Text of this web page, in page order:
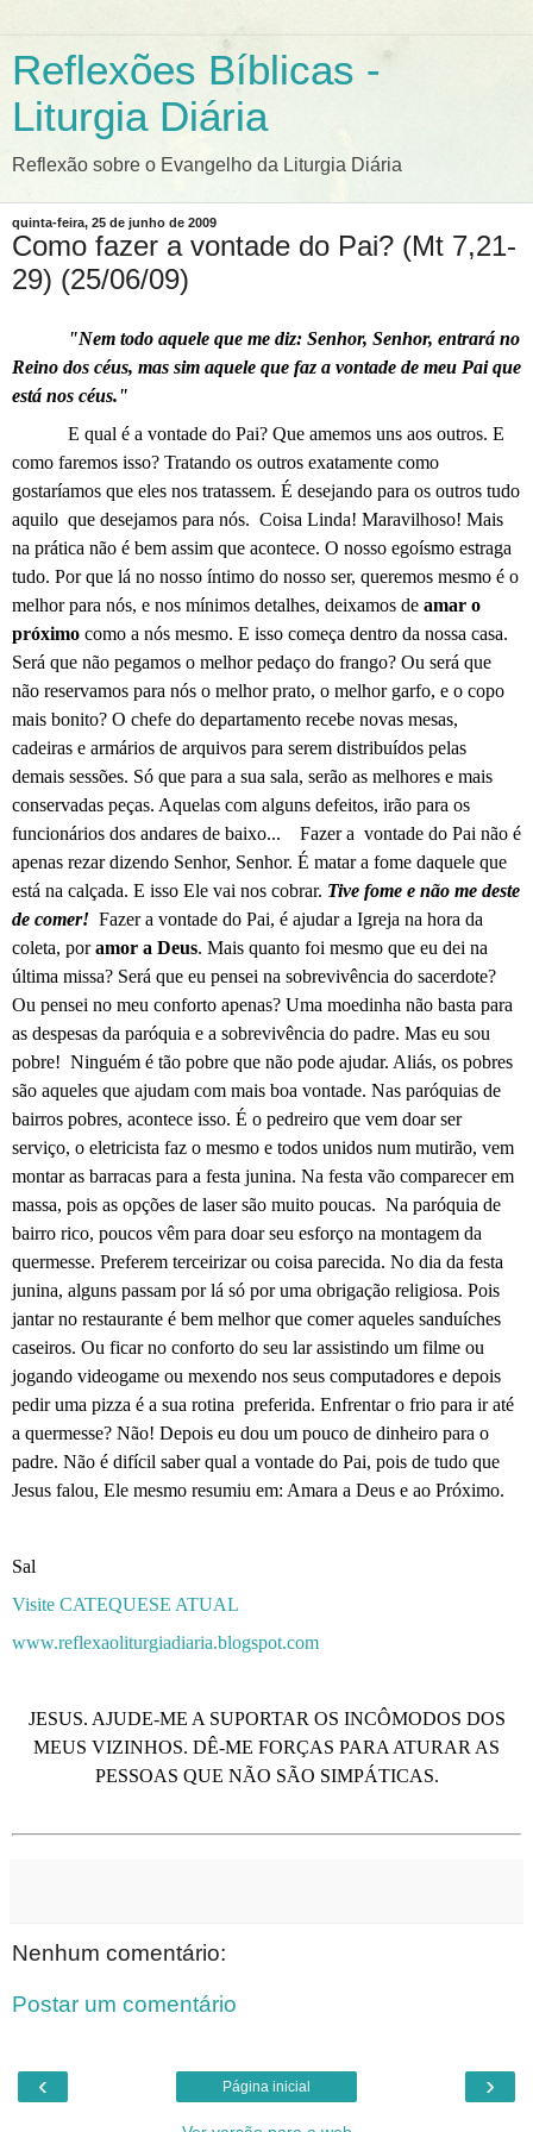
Reflexões Bíblicas -
Liturgia Diária
Reflexão sobre o Evangelho da Liturgia Diária
quinta-feira, 25 de junho de 2009
Como fazer a vontade do Pai? (Mt 7,21-
29) (25/06/09)
"Nem todo aquele que me diz: Senhor, Senhor, entrará no
Reino dos céus, mas sim aquele que faz a vontade de meu Pai que
está nos céus."
E qual é a vontade do Pai? Que amemos uns aos outros. E
como faremos isso? Tratando os outros exatamente como
gostaríamos que eles nos tratassem. É desejando para os outros tudo
aquilo que desejamos para nós. Coisa Linda! Maravilhoso! Mais
na prática não é bem assim que acontece. O nosso egoísmo estraga
tudo. Por que lá no nosso íntimo do nosso ser, queremos mesmo é o
melhor para nós, e nos mínimos detalhes, deixamos de amar o
próximo como a nós mesmo. E isso começa dentro da nossa casa.
Será que não pegamos o melhor pedaço do frango? Ou será que
não reservamos para nós o melhor prato, o melhor garfo, e o copo
mais bonito? O chefe do departamento recebe novas mesas,
cadeiras e armários de arquivos para serem distribuídos pelas
demais sessões. Só que para a sua sala, serão as melhores e mais
conservadas peças. Aquelas com alguns defeitos, irão para os
funcionários dos andares de baixo...
Fazer a vontade do Pai não é
apenas rezar dizendo Senhor, Senhor. É matar a fome daquele que
está na calçada. E isso Ele vai nos cobrar. Tive fome e não me deste
de comer! Fazer a vontade do Pai, é ajudar a Igreja na hora da
coleta, poramor a Deus. Mais quanto foi mesmo que eu dei na
última missa? Será que eu pensei na sobrevivência do sacerdote?
Ou pensei no meu conforto apenas? Uma moedinha não basta para
as despesas da paróquia e a sobrevivência do padre. Mas eu sou
pobre! Ninguém é tão pobre que não pode ajudar. Aliás, os pobres
são aqueles que ajudam com mais boa vontade. Nas paróquias de
bairros pobres, acontece isso. É o pedreiro que vem doar ser
serviço, o eletricista faz o mesmo e todos unidos num mutirão, vem
montar as barracas para a festa junina. Na festa vão comparecer em
massa, pois as opções de laser são muito poucas. Na paróquia de
bairro rico, poucos vêm para doar seu esforço na montagem da
quermesse. Preferem terceirizar ou coisa parecida. No dia da festa
junina, alguns passam por lá só por uma obrigação religiosa. Pois
jantar no restaurante é bem melhor que comer aqueles sanduíches
caseiros. Ou ficar no conforto do seu lar assistindo um filme ou
jogando videogame ou mexendo nos seus computadores e depois
pedir uma pizza é a sua rotina preferida. Enfrentar o frio para ir até
a quermesse? Não! Depois eu dou um pouco de dinheiro para o
padre. Não é difícil saber qual a vontade do Pai, pois de tudo que
Jesus falou, Ele mesmo resumiu em: Amara a Deus e ao Próximo.
Sal
Visite CATEQUESE ATUAL
www.reflexaoliturgiadiaria.blogspot.com
JESUS. AJUDE-ME A SUPORTAR OS INCÔMODOS DOS
MEUS VIZINHOS. DÊ-ME FORÇAS PARA ATURAR AS
PESSOAS QUE NÃO SÃO SIMPÁTICAS.
Nenhum comentário:
Postar um comentário
‹ ›
Página inicial